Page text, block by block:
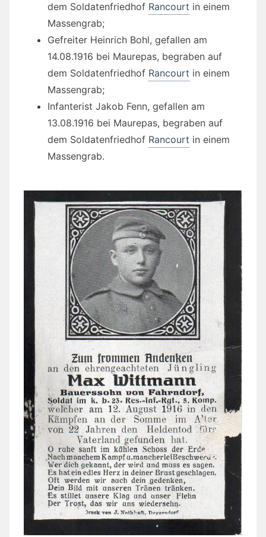
dem Soldatenfriedhof Rancourt in einem
Massengrab;
Gefreiter Heinrich Bohl, gefallen am
14.08.1916 bei Maurepas, begraben auf
dem Soldatenfriedhof Rancourt in einem
Massengrab;
Infanterist Jakob Fenn, gefallen am
13.08.1916 bei Maurepas, begraben auf
dem Soldatenfriedhof Rancourt in einem
Massengrab.